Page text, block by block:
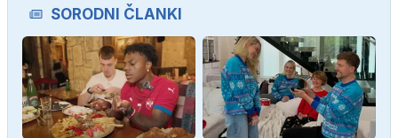
SORODNI ČLANKI